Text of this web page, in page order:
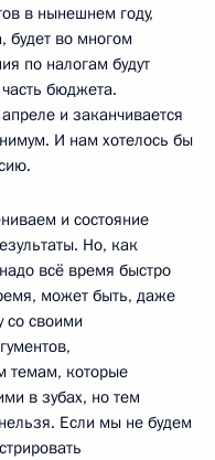
в нынешнем году,
будет во многом
по налогам будут
бюджета.
и заканчивается
И нам хотелось бы
и состояние
Но, как
всё время быстро
может быть, даже
со своими
темам, которые
в зубах, но тем
Если мы не будем